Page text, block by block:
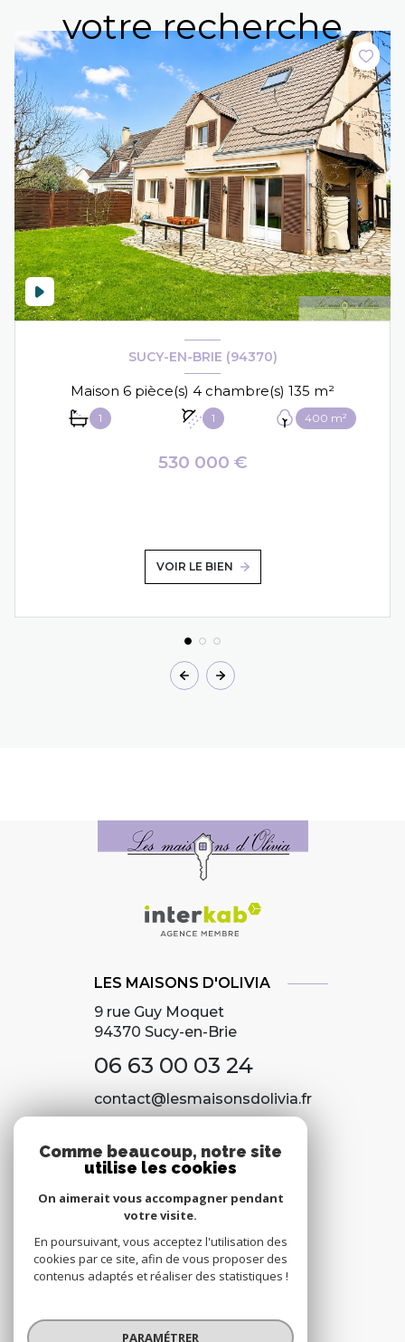
votre recherche
SUCY-EN-BRIE (94370)
Maison 6 pièce(s) 4 chambre(s) 135 m²
1 1 400 m²
530 000 €
VOIR LE BIEN
LES MAISONS D'OLIVIA
9 rue Guy Moquet
94370 Sucy-en-Brie
06 63 00 03 24
contact@lesmaisonsdolivia.fr
NOS RÉSEAUX
Nous suivre
Comme beaucoup, notre site
utilise les cookies
On aimerait vous accompagner pendant
votre visite.
En poursuivant, vous acceptez l'utilisation des
cookies par ce site, afin de vous proposer des
contenus adaptés et réaliser des statistiques !
PARAMÉTRER